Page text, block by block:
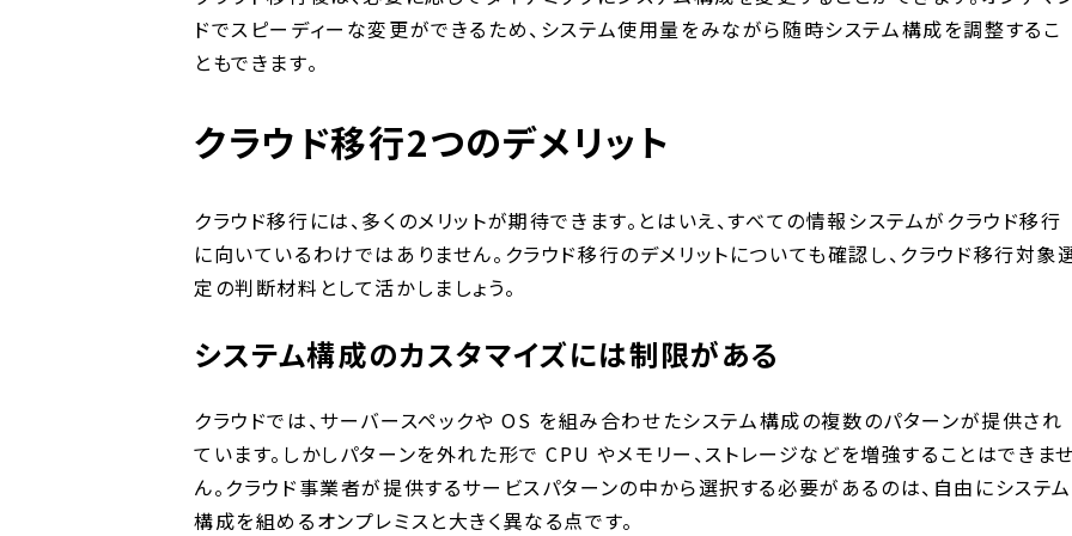
ドでスピーディーな変更ができるため、システム使用量をみながら随時システム構成を調整するこ
ともできます。
クラウド移行2つのデメリット
クラウド移行には、多くのメリットが期待できます。とはいえ、すべての情報システムがクラウド移行
に向いているわけではありません。クラウド移行のデメリットについても確認し、クラウド移行対象
定の判断材料として活かしましょう。
システム構成のカスタマイズには制限がある
クラウドでは、サーバースペックや OS を組み合わせたシステム構成の複数のパターンが提供され
ています。しかしパターンを外れた形で CPU やメモリー、ストレージなどを増強することはできま
ん。クラウド事業者が提供するサービスパターンの中から選択する必要があるのは、自由にシステム
構成を組めるオンプレミスと大きく異なる点です。